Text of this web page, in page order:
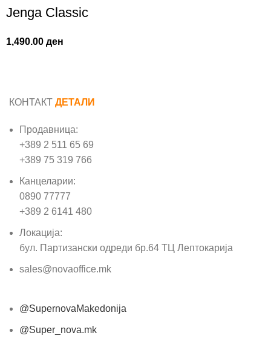
Jenga Classic
1,490.00ден
КОНТАКТ ДЕТАЛИ
Продавница:
+389 2 511 65 69
+389 75 319 766
Канцеларии:
0890 77777
+389 2 6141 480
Локација:
бул. Партизански одреди бр.64 ТЦ Лептокарија
sales@novaoffice.mk
@SupernovaMakedonija
@Super_nova.mk